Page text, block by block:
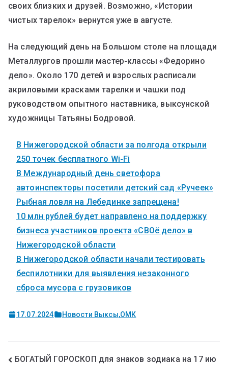
своих близких и друзей. Возможно, «Истории
чистых тарелок» вернутся уже в августе.
На следующий день на Большом столе на площади
Металлургов прошли мастер-классы «Федорино
дело». Около 170 детей и взрослых расписали
акриловыми красками тарелки и чашки под
руководством опытного наставника, выксунской
художницы Татьяны Бодровой.
В Нижегородской области за полгода открыли
250 точек бесплатного Wi-Fi
В Международный день светофора
автоинспекторы посетили детский сад «Ручеек»
Рыбная ловля на Лебединке запрещена!
10 млн рублей будет направлено на поддержку
бизнеса участников проекта «СВОё дело» в
Нижегородской области
В Нижегородской области начали тестировать
беспилотники для выявления незаконного
сброса мусора с грузовиков
17.07.2024 Новости Выксы,ОМК
БОГАТЫЙ ГОРОСКОП для знаков зодиака на 17 ию